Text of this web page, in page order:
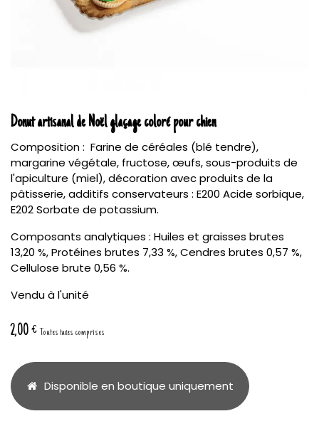
Donut artisanal de Noël glaçage coloré pour chien
Composition : Farine de céréales (blé tendre),
margarine végétale, fructose, œufs, sous-produits de
l'apiculture (miel), décoration avec produits de la
pâtisserie, additifs conservateurs : E200 Acide sorbique,
E202 Sorbate de potassium.
Composants analytiques : Huiles et graisses brutes
13,20 %, Protéines brutes 7,33 %, Cendres brutes 0,57 %,
Cellulose brute 0,56 %.
Vendu à l'unité
2,00€ Toutes taxes comprises
Disponible en boutique uniquement